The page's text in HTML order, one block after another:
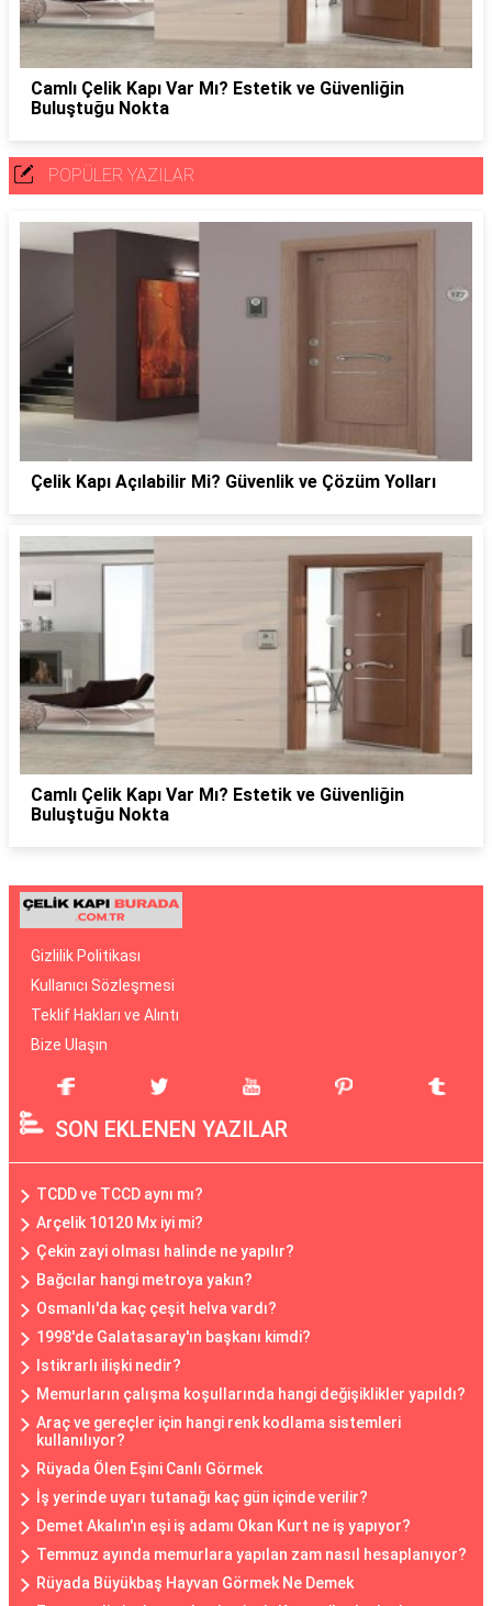
Camlı Çelik Kapı Var Mı? Estetik ve Güvenliğin
Buluştuğu Nokta
POPÜLER YAZILAR
Çelik Kapı Açılabilir Mi? Güvenlik ve Çözüm Yolları
Camlı Çelik Kapı Var Mı? Estetik ve Güvenliğin
Buluştuğu Nokta
Gizlilik Politikası
Kullanıcı Sözleşmesi
Teklif Hakları ve Alıntı
Bize Ulaşın
SON EKLENEN YAZILAR
TCDD ve TCCD aynı mı?
Arçelik 10120 Mx iyi mi?
Çekin zayi olması halinde ne yapılır?
Bağcılar hangi metroya yakın?
Osmanlı'da kaç çeşit helva vardı?
1998'de Galatasaray'ın başkanı kimdi?
Istikrarlı ilişki nedir?
Memurların çalışma koşullarında hangi değişiklikler yapıldı?
Araç ve gereçler için hangi renk kodlama sistemleri
kullanılıyor?
Rüyada Ölen Eşini Canlı Görmek
İş yerinde uyarı tutanağı kaç gün içinde verilir?
Demet Akalın'ın eşi iş adamı Okan Kurt ne iş yapıyor?
Temmuz ayında memurlara yapılan zam nasıl hesaplanıyor?
Rüyada Büyükbaş Hayvan Görmek Ne Demek